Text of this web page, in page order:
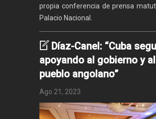
propia conferencia de prensa
Palacio Nacional.
Díaz-Canel: “Cuba
apoyando al gobierno y al
pueblo angolano”
Ago 21, 2023